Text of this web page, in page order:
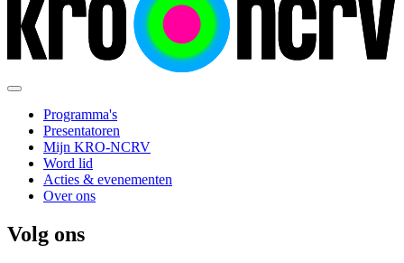
Programma's
Presentatoren
Mijn KRO-NCRV
Word lid
Acties & evenementen
Over ons
Volg ons